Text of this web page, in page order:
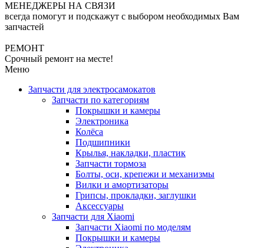
МЕНЕДЖЕРЫ НА СВЯЗИ
всегда помогут и подскажут с выбором необходимых Вам
запчастей
РЕМОНТ
Срочный ремонт на месте!
Меню
Запчасти для электросамокатов
Запчасти по категориям
Покрышки и камеры
Электроника
Колёса
Подшипники
Крылья, накладки, пластик
Запчасти тормоза
Болты, оси, крепежи и механизмы
Вилки и амортизаторы
Грипсы, прокладки, заглушки
Аксессуары
Запчасти для Xiaomi
Запчасти Xiaomi по моделям
Покрышки и камеры